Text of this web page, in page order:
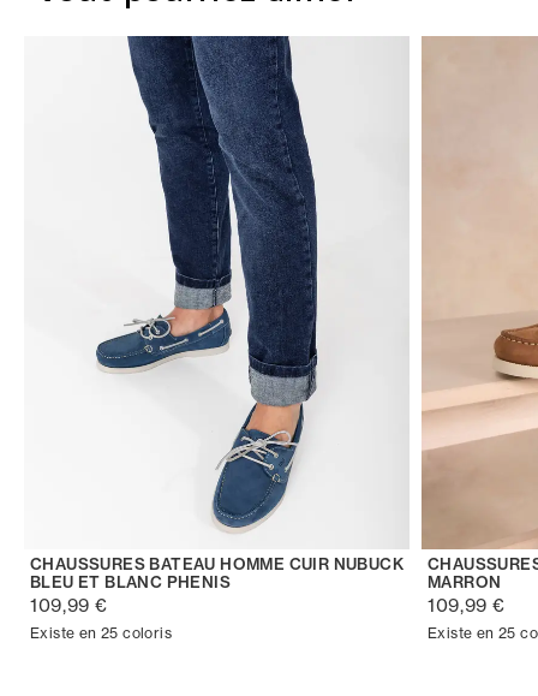
CHAUSSURES BATEAU HOMME CUIR NUBUCK
BLEU ET BLANC PHENIS
109,99 €
Existe en 25 coloris
MARRON
109,99 €
Existe en 25